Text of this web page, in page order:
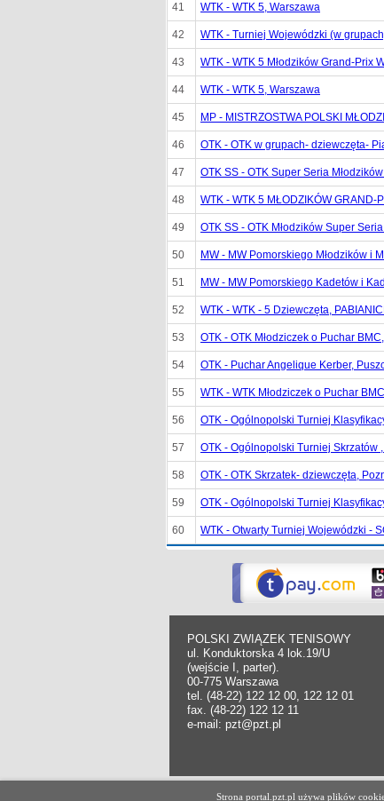
41 WTK - WTK 5, Warszawa
42 WTK - Turniej Wojewódzki (w
43 WTK - WTK 5 Młodzików Grand-Prix
44 WTK - WTK 5, Warszawa
45 MP - MISTRZOSTWA POLSKI
46 OTK - OTK w grupach- dziewczęta-
47 OTK SS - OTK Super Seria
48 WTK - WTK 5 MŁODZIKÓW GRAND-
49 OTK SS - OTK Młodzików Super
50 MW - MW Pomorskiego Młodzików i
51 MW - MW Pomorskiego Kadetów i
52 WTK - WTK - 5 Dziewczęta,
53 OTK - OTK Młodziczek o Puchar
54 OTK - Puchar Angelique Kerber,
55 WTK - WTK Młodziczek o Puchar
56 OTK - Ogólnopolski Turniej
57 OTK - Ogólnopolski Turniej Skrzatów
58 OTK - OTK Skrzatek- dziewczęta,
59 OTK - Ogólnopolski Turniej
60 WTK - Otwarty Turniej Wojewódzki -
POLSKI ZWIĄZEK TENISOWY
ul. Konduktorska 4 lok.19/U
(wejście I, parter).
00-775 Warszawa
tel. (48-22) 122 12 00, 122 12 01
fax. (48-22) 122 12 11
e-mail: pzt@pzt.pl
Copyright Polski Związek Tenisowy.
Strona portal.pzt.pl używa plików